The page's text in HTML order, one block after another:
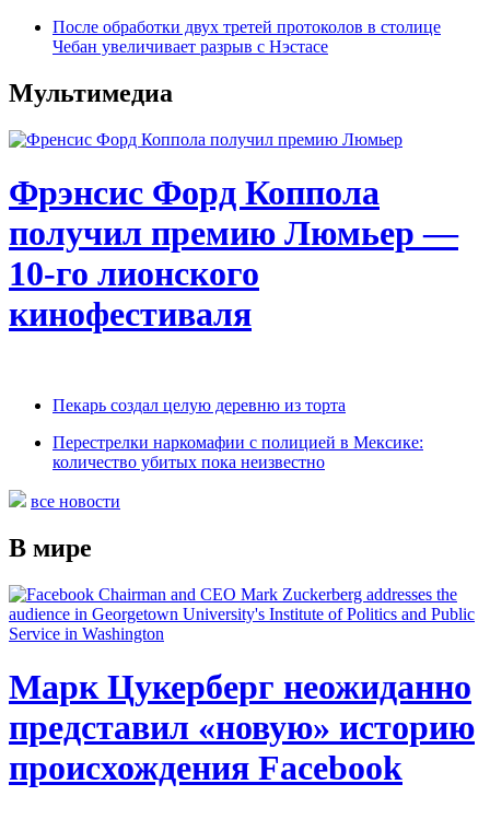
После обработки двух третей протоколов в столице
Чебан увеличивает разрыв с Нэстасе
Мультимедиа
Фрэнсис Форд Коппола
получил премию Люмьер —
10-го лионского
кинофестиваля
Пекарь создал целую деревню из торта
Перестрелки наркомафии с полицией в Мексике:
количество убитых пока неизвестно
все новости
В мире
Марк Цукерберг неожиданно
представил «новую» историю
происхождения Facebook